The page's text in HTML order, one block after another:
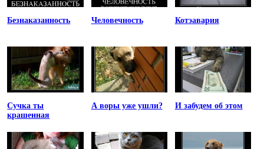
Безнаказанность Человечность Котэавария
Сучка ты
крашенная
А воры уже ушли? И забудем об этом